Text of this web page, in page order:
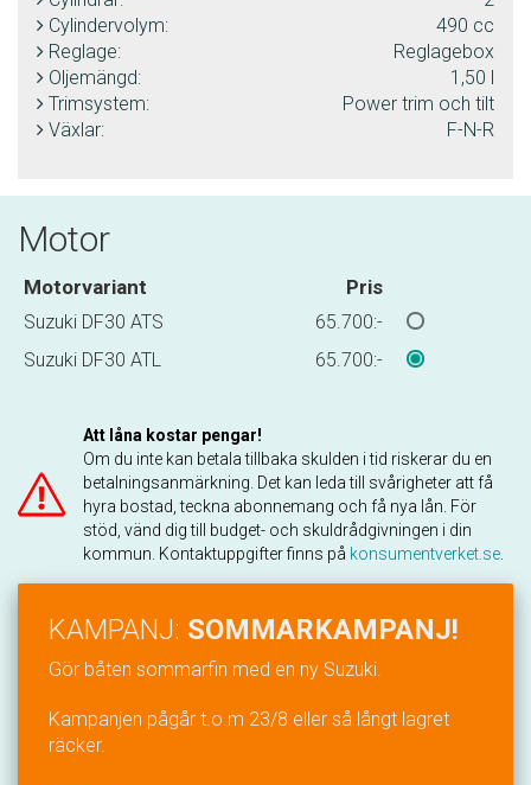
Cylindervolym:
490 cc
Reglage:
Reglagebox
Oljemängd:
1,50 l
Trimsystem:
Power trim och tilt
Växlar:
F-N-R
Motor
Motorvariant Pris
Suzuki DF30 ATS
65.700:-
Suzuki DF30 ATL
65.700:-
Att låna kostar pengar!
Om du inte kan betala tillbaka skulden i tid riskerar du en
betalningsanmärkning. Det kan leda till svårigheter att få
hyra bostad, teckna abonnemang och få nya lån. För
stöd, vänd dig till budget- och skuldrådgivningen i din
kommun. Kontaktuppgifter finns på konsumentverket.se
KAMPANJ: SOMMARKAMPANJ!
Gör båten sommarfin med en ny Suzuki.
Kampanjen pågår t.o.m 23/8 eller så långt lagret
räcker.